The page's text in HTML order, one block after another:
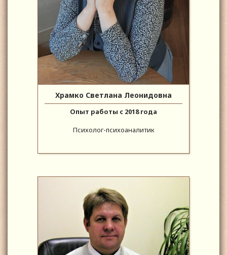
Храмко Светлана Леонидовна
Опыт работы с 2018 года
Психолог-психоаналитик